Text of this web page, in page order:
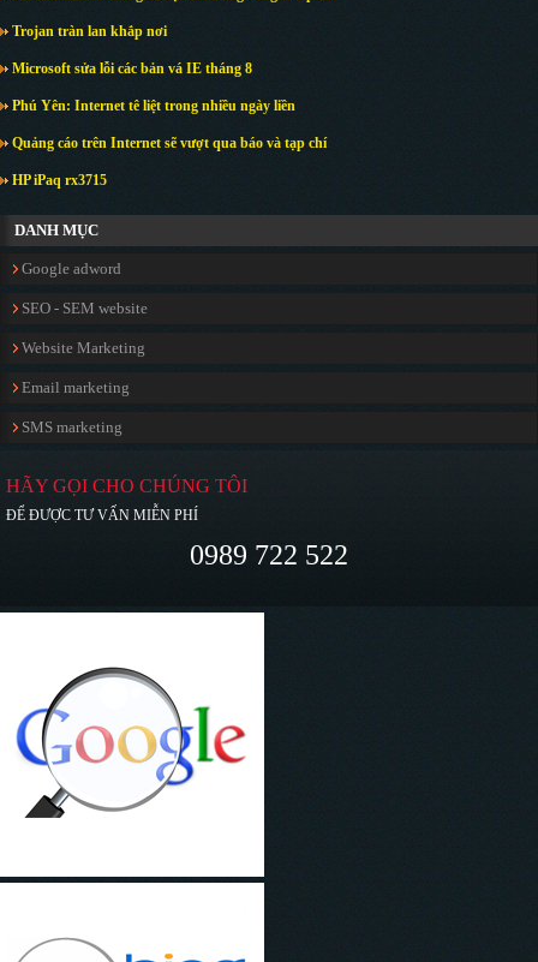
Trojan tràn lan khắp nơi
Microsoft sửa lỗi các bản vá IE tháng 8
Phú Yên: Internet tê liệt trong nhiều ngày liền
Quảng cáo trên Internet sẽ vượt qua báo và tạp chí
HP iPaq rx3715
DANH MỤC
Google adword
SEO - SEM website
Website Marketing
Email marketing
SMS marketing
HÃY GỌI CHO CHÚNG TÔI
ĐỂ ĐƯỢC TƯ VẤN MIỄN PHÍ
0989 722 522